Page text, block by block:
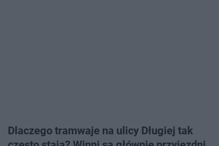
Dlaczego tramwaje na ulicy Długiej tak